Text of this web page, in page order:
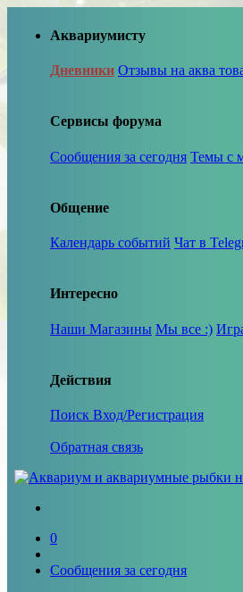
Аквариумисту
Дневники Отзывы на аква
Сервисы форума
Сообщения за сегодня Темы с
Общение
Календарь событий Чат в
Интересно
Наши Магазины Мы все :)
Действия
Поиск Вход/Регистрация
Обратная связь
0
Сообщения за сегодня